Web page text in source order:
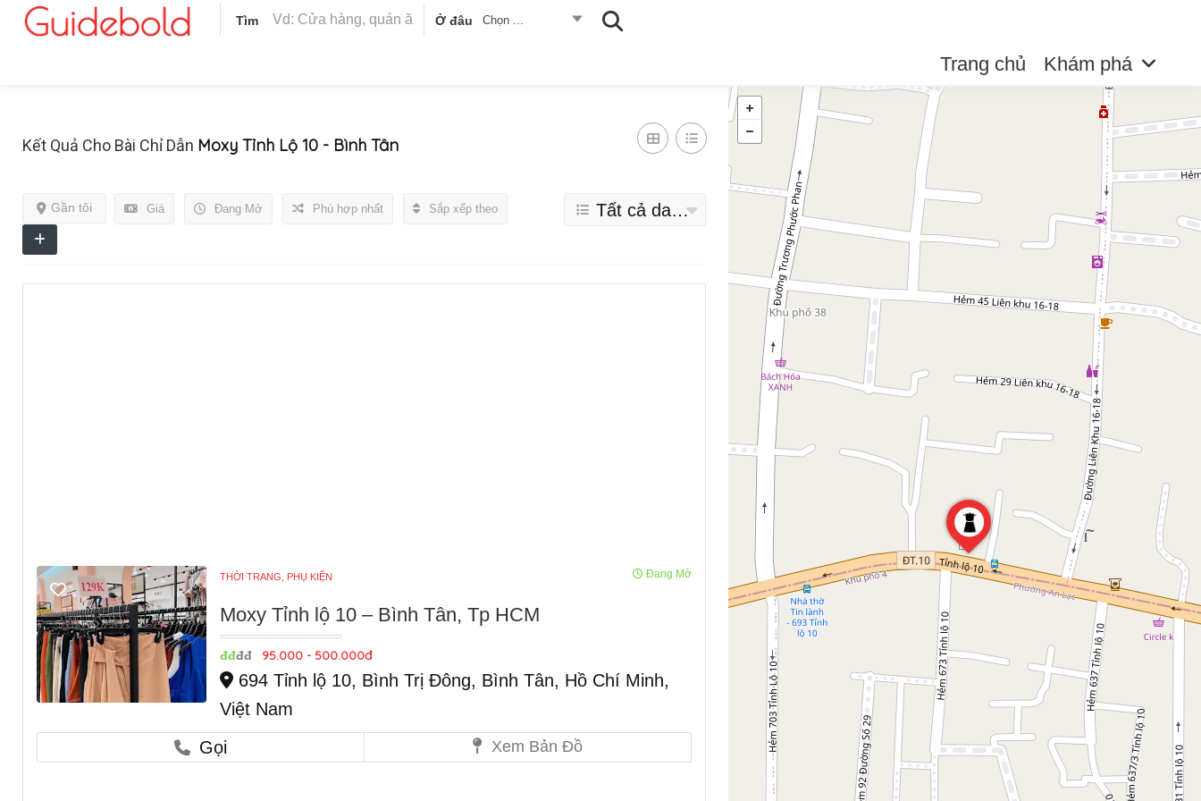
Tìm Ở đâu Chọn ...
Trang chủ Khám phá
Kết Quả Cho Bài Chỉ Dẫn Moxy Tỉnh Lộ 10 - Bình Tân
Giá Đang Mở
Gần tôi Phù hợp nhất Sắp xếp theo Tất cả danh mục
THỜI TRANG, PHỤ KIỆN Đang Mở
Moxy Tỉnh lộ 10 – Bình Tân, Tp HCM
đđđđ 95.000 - 500.000đ
694 Tỉnh lộ 10, Bình Trị Đông, Bình Tân, Hồ Chí Minh,
Việt Nam
Gọi
Xem Bản Đồ